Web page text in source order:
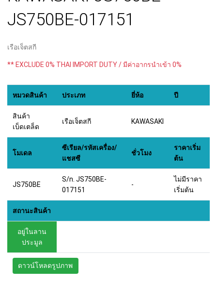
JS750BE-017151
เรือเจ็ตสกี
** EXCLUDE 0% THAI IMPORT DUTY / มีค่าอากรนำเข้า 0%
หมวดสินค้า ประเภท ยี่ห้อ ปี
สินค้า
เบ็ดเตล็ด
เรือเจ็ตสกี KAWASAKI
โมเดล
ซีเรียล/รหัสเครื่อง/
แชสซี
ชั่วโมง
ราคาเริ่ม
ต้น
JS750BE
S/n. JS750BE-
017151
-
ไม่มีราคา
เริ่มต้น
สถานะสินค้า
อยู่ในลาน
ประมูล
ดาวน์โหลดรูปภาพ